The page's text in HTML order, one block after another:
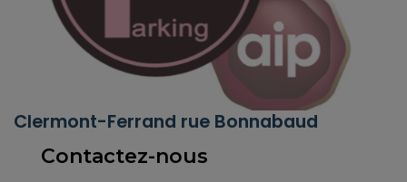
Clermont-Ferrand rue Bonnabaud
Contactez-nous